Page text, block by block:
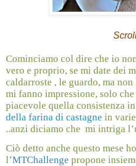
Cominciamo col dire che io
vero e proprio, se mi date dei
caldarroste , le guardo, ma
mi fanno impressione, solo
piacevole quella consistenza
della farina di castagne in
..anzi diciamo che mi intriga
Ciò detto anche questo mese
l’MTChallenge propone